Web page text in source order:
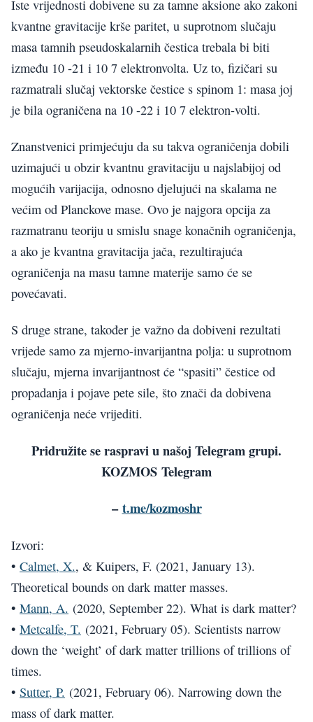
Iste vrijednosti dobivene su za tamne aksione ako zakoni
kvantne gravitacije krše paritet, u suprotnom slučaju
masa tamnih pseudoskalarnih čestica trebala bi biti
između 10 -21 i 10 7 elektronvolta. Uz to, fizičari su
razmatrali slučaj vektorske čestice s spinom 1: masa joj
je bila ograničena na 10 -22 i 10 7 elektron-volti.
Znanstvenici primjećuju da su takva ograničenja dobili
uzimajući u obzir kvantnu gravitaciju u najslabijoj od
mogućih varijacija, odnosno djelujući na skalama ne
većim od Planckove mase. Ovo je najgora opcija za
razmatranu teoriju u smislu snage konačnih ograničenja,
a ako je kvantna gravitacija jača, rezultirajuća
ograničenja na masu tamne materije samo će se
povećavati.
S druge strane, također je važno da dobiveni rezultati
vrijede samo za mjerno-invarijantna polja: u suprotnom
slučaju, mjerna invarijantnost će “spasiti” čestice od
propadanja i pojave pete sile, što znači da dobivena
ograničenja neće vrijediti.
Pridružite se raspravi u našoj Telegram grupi.
KOZMOS Telegram
–t.me/kozmoshr
Izvori:
• Calmet, X., & Kuipers, F. (2021, January 13).
Theoretical bounds on dark matter masses.
• Mann, A. (2020, September 22). What is dark matter?
• Metcalfe, T. (2021, February 05). Scientists narrow
down the ‘weight’ of dark matter trillions of trillions of
times.
• Sutter, P. (2021, February 06). Narrowing down the
mass of dark matter.